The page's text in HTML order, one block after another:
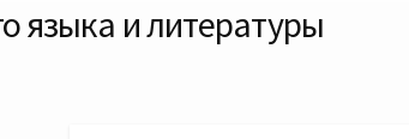
языка и литературы